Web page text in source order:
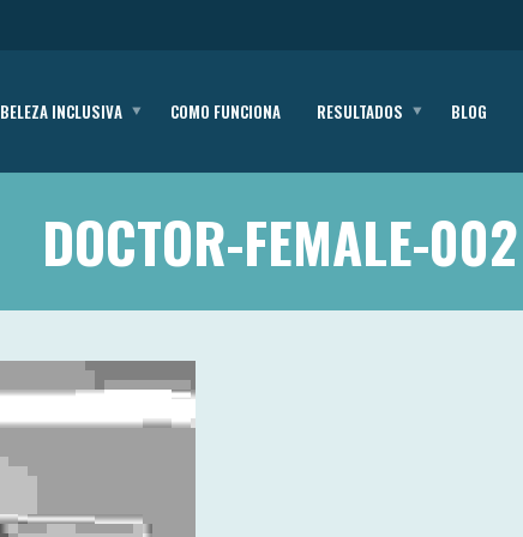
BELEZA INCLUSIVA COMO FUNCIONA RESULTADOS BLOG
DOCTOR-FEMALE-002